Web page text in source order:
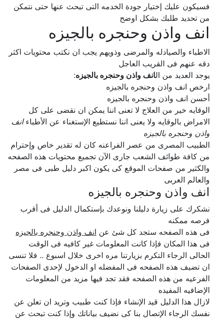
فسيكون عليك إختيار جودة الخدمه التى تبحث عنها حتى نتمكن
من تحديد طلبك بشكل اوضح
انف واذن وحنجره بالجيزه
الاطباء والصيادله والمرضى وذويهم يجب ان نكتب محتويات اكثر
دقه عنهم فى القريب العاجل
يوجد العديد من ال انف واذن وحنجره بالجيزه:
ارخص انف واذن وحنجره بالجيزه
أحسن انف واذن وحنجره بالجيزه
الوقايه خير من العلاج لا تعنى اننا يمكن ان نقضى على كل
الامراض بالوقايه ولا يعنى اننا نستطيع الإستغناء عن الأطباءانف
واذن وحنجره بالجيزه
الطبيب المصرى من عصر الفراعنه كان له تقدير خاص وإحترام
من كافة طوائف الشعب جارى الآن تجميع محتويات هذه الصفحه
والكثير من صفحات الموقع كى يكون اكبر دليل طبى فى مصر
والعالم العربى
انف واذن وحنجره بالجيزه
نشكرك على زيارة دليلنا ونوعدك بإستكمال الدليل فى أقرب
فرصه ممكنه
فى هذه الصفحه ستجد كل شئ عنانف واذن وحنجره بالجيزه
فى هذا المكان فإذا كانت المعلومات غير كافيه فى الوقت
الحالى الرجاء التكرم بزيارتنا مره اخرى خلال اسبوع .. فلا تنسى
ان تضيف هذه الصفحه فى المفضله او الدخول لإحدى الصفحات
الفرعيه من هذه الصفحه فقد تجد فيها مزيد من المعلومات
الإضافيه المفيده
لازال هذا الدليل قيد الإنشاء فإذا كنت طبيب وتريد ان تعلن عن
نفسك الرجاء الإتصال بنا كى نضيف بياناتك وإذا كنت تبحث عن